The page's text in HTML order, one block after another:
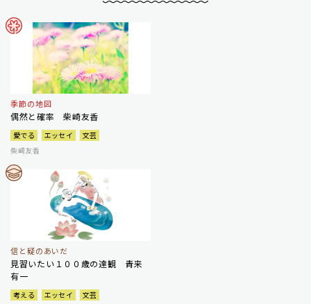
季節の地図
偶然と確率 柴崎友香
愛でる エッセイ
文芸
柴崎友香
信と疑のあいだ
見習いたい１００歳の達観 青来
有一
考える エッセイ
文芸